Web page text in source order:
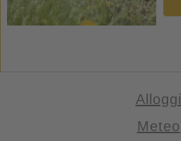
Alloggi
Meteo